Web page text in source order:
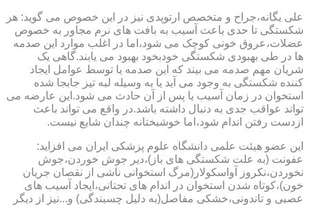
علی یگانه،جراح و متخصص ارتوپدی نیز در این خصوص می گوید: هر
شکستگی تا حدی باعث آسیب به بافت های نرم مجاور به خصوص
عضلات،عروق خونی کوچک می شود،اما در اغلب موارد این صدمه
ها در طی بهبودی شکستگی خودبخود بهبود می یابند.گاهی یک
شریان مهم صدمه می بیند که این صدمه یا توسط عوامل ایجاد
کننده شکستگی به وجود می آید یا به وسیله لبه تیز جابجا شده
استخوان در زمان آسیب یا پس از آن حادث می شود.این عارضه می
تواند عواقب جدی به دنبال داشته باشد.در واقع می تواند باعث
ازدست رفتن اندام شود،اما خوشبختانه چندان شایع نیست.
این عضو هیئت علمی دانشگاه علوم پزشکی ایران می افزاید:
عفونت (به علت شکستگی های باز)،دیر جوش خوردن،جوش
نخوردن،نکروز آواسکولار(مرگ استخوانی ناشی از نقصان جریان
خون)،کوتاه شدن استخوان در اندام های تحتانی،ایجاد آسیب های
عصبی و تاندونی،خشکی مفاصل(به دلیل چسبندگی) و...نیز از دیگر